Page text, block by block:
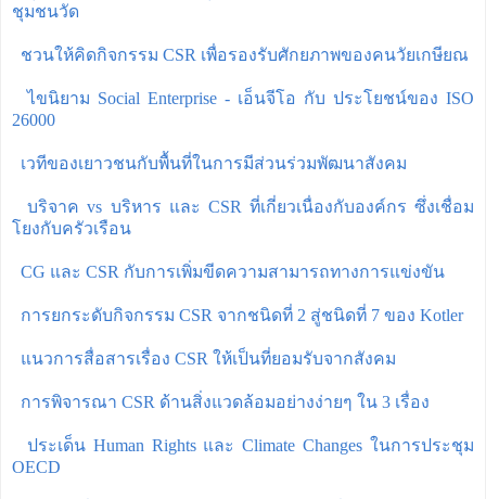
ชุมชนวัด
ชวนให้คิดกิจกรรม CSR เพื่อรองรับศักยภาพของคนวัยเกษียณ
ไขนิยาม Social Enterprise - เอ็นจีโอ กับ ประโยชน์ของ ISO
26000
เวทีของเยาวชนกับพื้นที่ในการมีส่วนร่วมพัฒนาสังคม
บริจาค vs บริหาร และ CSR ที่เกี่ยวเนื่องกับองค์กร ซึ่งเชื่อม
โยงกับครัวเรือน
CG และ CSR กับการเพิ่มขีดความสามารถทางการแข่งขัน
การยกระดับกิจกรรม CSR จากชนิดที่ 2 สู่ชนิดที่ 7 ของ Kotler
แนวการสื่อสารเรื่อง CSR ให้เป็นที่ยอมรับจากสังคม
การพิจารณา CSR ด้านสิ่งแวดล้อมอย่างง่ายๆ ใน 3 เรื่อง
ประเด็น Human Rights และ Climate Changes ในการประชุม
OECD